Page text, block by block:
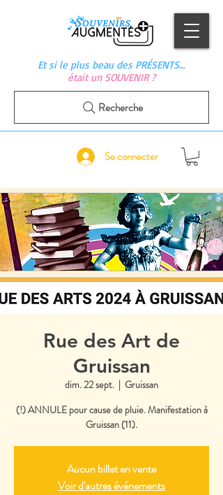
Et si le plus beau des PRÉSENTS…
était un SOUVENIR ?
Se connecter
Recherche
Rue des Art de
Gruissan
dim. 22 sept.
  |
Gruissan
(!) ANNULE pour cause de pluie. Manifestation à
Gruissan (11).
Aucun billet en vente
Voir d'autres événements